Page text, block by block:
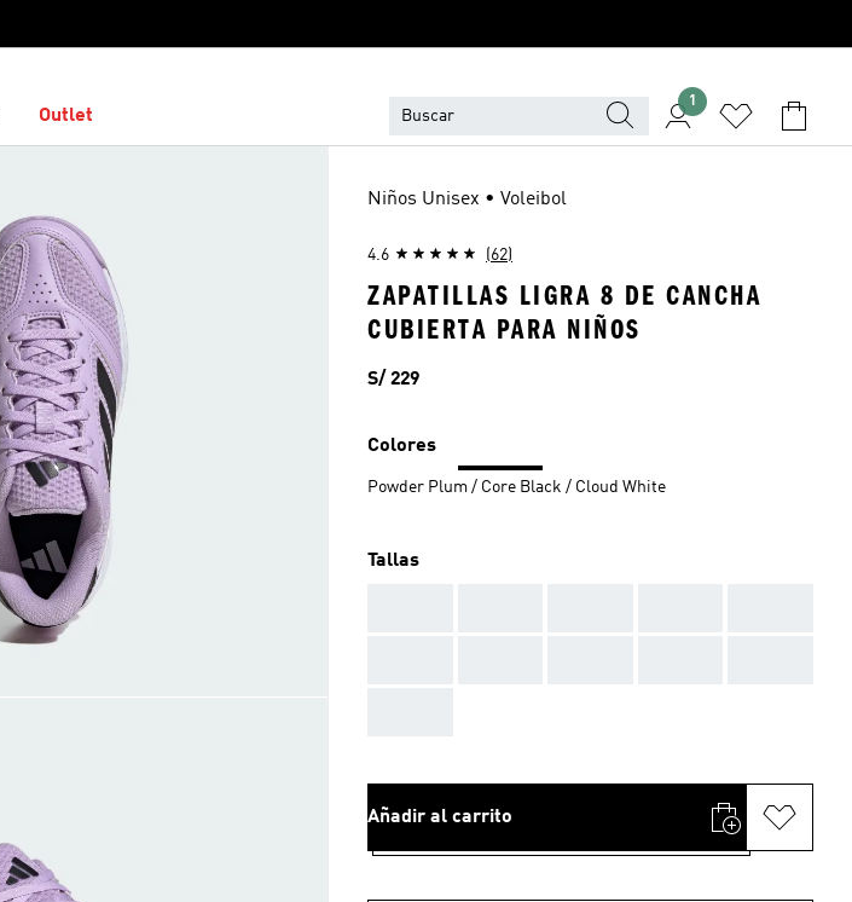
Outlet
1
Niños Unisex • Voleibol
4.6 (62)
ZAPATILLAS LIGRA 8 DE CANCHA
CUBIERTA PARA NIÑOS
Precio
S/ 229
Colores
Powder Plum / Core Black / Cloud White
Tallas
Añadir al carrito